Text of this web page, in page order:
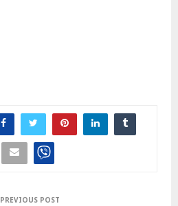
PREVIOUS POST